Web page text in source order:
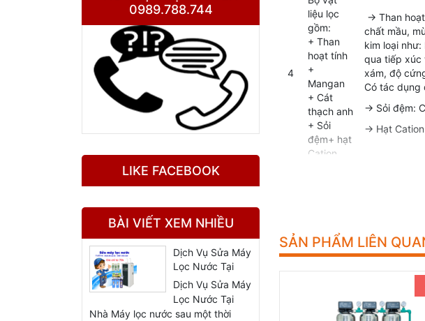
4
liệu lọc
gồm:
+ Than
hoạt tính
+
Mangan
+ Cát
thạch anh
+ Sỏi
đệm+ hạt
Cation
→ Than
chất mầu,
kim loại
qua tiếp xúc
xám, độ
Có tác dụng
→ Sỏi đệm:
→ Hạt
∞ Thời gian
đường
ống gồm:
Hệ thống
đường
tuyến ( 3
Chất liệu
thêm theo
SẢN PHẨM LIÊN
0989.788.744
LIKE FACEBOOK
BÀI VIẾT XEM NHIỀU
Dịch Vụ Sửa Máy
Lọc Nước Tại
Nhà
Dịch Vụ Sửa Máy
Lọc Nước Tại
Nhà Máy lọc nước sau một thời